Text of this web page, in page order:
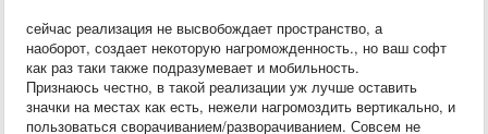
сейчас реализация не высвобождает пространство, а
наоборот, создает некоторую нагроможденность., но ваш софт
как раз таки также подразумевает и мобильность.
Признаюсь честно, в такой реализации уж лучше оставить
значки на местах как есть, нежели нагромоздить вертикально, и
пользоваться сворачиванием/разворачиванием. Совсем не